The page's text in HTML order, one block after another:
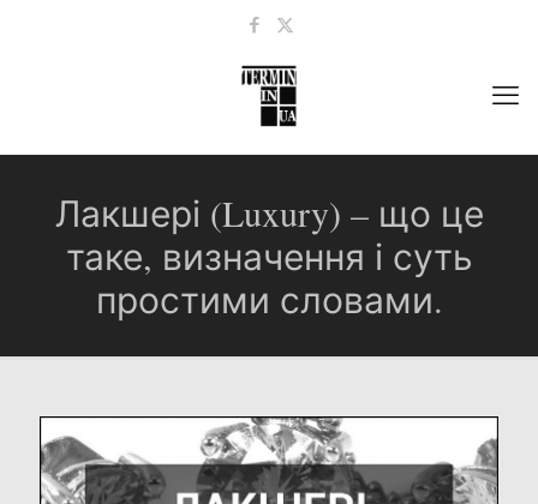
Лакшері (Luxury) – що це
таке, визначення і суть
простими словами.